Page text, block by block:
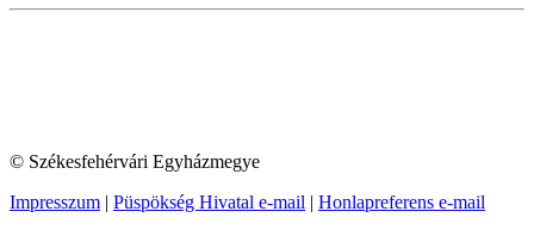
© Székesfehérvári Egyházmegye
Impresszum | Püspökség Hivatal e-mail | Honlapreferens e-mail